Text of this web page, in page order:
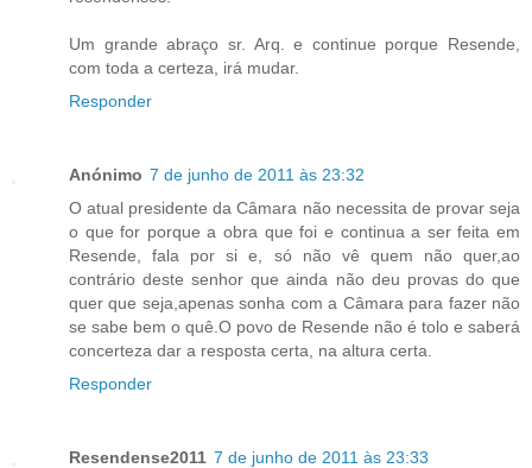
Um grande abraço sr. Arq. e continue porque Resende,
com toda a certeza, irá mudar.
Responder
Anónimo 7 de junho de 2011 às 23:32
O atual presidente da Câmara não necessita de provar seja
o que for porque a obra que foi e continua a ser feita em
Resende, fala por si e, só não vê quem não quer,ao
contrário deste senhor que ainda não deu provas do que
quer que seja,apenas sonha com a Câmara para fazer não
se sabe bem o quê.O povo de Resende não é tolo e saberá
concerteza dar a resposta certa, na altura certa.
Responder
Resendense2011 7 de junho de 2011 às 23:33